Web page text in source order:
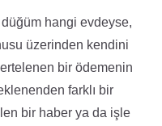
düğüm hangi evdeyse,
üzerinden kendini
bir ödemenin
farklı bir
bir haber ya da işle